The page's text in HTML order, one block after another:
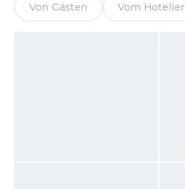
Von Gästen Vom Hotelier